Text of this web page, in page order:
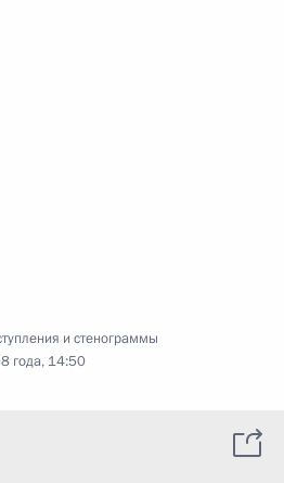
и стенограммы
года, 14:50